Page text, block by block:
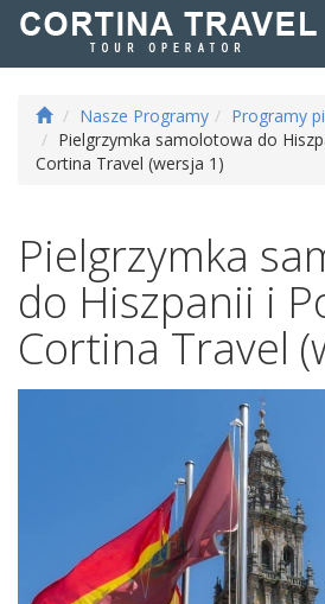
Nasze Programy
Programy
Pielgrzymka samolotowa do
Cortina Travel (wersja 1)
Pielgrzymka
do Hiszpanii i
Cortina Travel